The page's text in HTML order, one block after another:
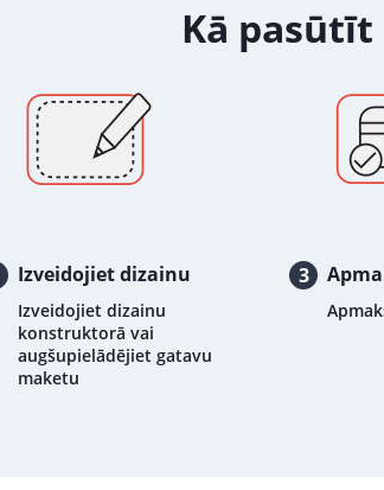
Kā pasūtīt
Izveidojiet dizainu
Izveidojiet dizainu
konstruktorā vai
augšupielādējiet gatavu
maketu
3